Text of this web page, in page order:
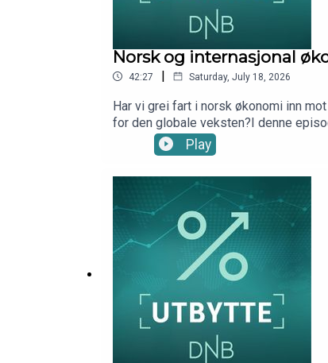
Norsk og internasjonal
42:27 | Saturday, July 18, 2026
Har vi grei fart i norsk økonomi inn
for den globale veksten?I denne
2026Produsent: Kim-André Farago,
Play